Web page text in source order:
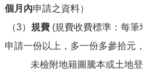
關
連
個月內申請之資料）
（3） 規費 (規費收費標準：每筆
申請一份以上，多一份多參拾元
未檢附地籍圖騰本或土地登